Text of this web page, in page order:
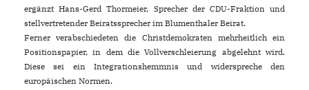
ergänzt Hans-Gerd Thormeier, Sprecher der CDU-Fraktion und
stellvertretender Beiratssprecher im Blumenthaler Beirat.
Ferner verabschiedeten die Christdemokraten mehrheitlich ein
Positionspapier, in dem die Vollverschleierung abgelehnt wird.
Diese sei ein Integrationshemmnis und widerspreche den
europäischen Normen.